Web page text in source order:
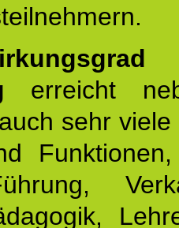
erreicht
sehr